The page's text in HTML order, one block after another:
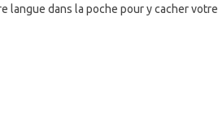
langue dans la poche pour y cacher votre